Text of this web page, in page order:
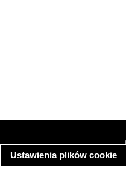
Ustawienia plików cookie